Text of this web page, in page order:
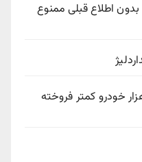
اطلاع قبلی ممنوع
فروش خودروسازان | ۷۹ هزار خودرو کمتر فروخته